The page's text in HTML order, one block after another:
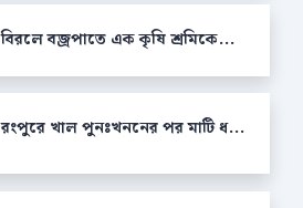
বিরলে বজ্রপাতে এক কৃষি শ্রমিকে...
রংপুরে খাল পুনঃখননের পর মাটি ধ...